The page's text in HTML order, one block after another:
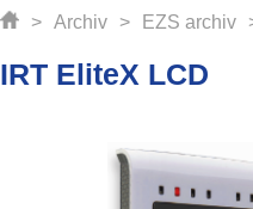
> Archiv > EZS archiv
IRT EliteX LCD